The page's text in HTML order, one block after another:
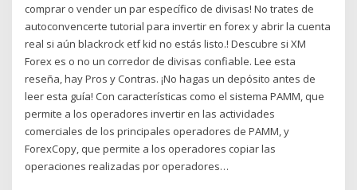
comprar o vender un par específico de divisas! No trates de
autoconvencerte tutorial para invertir en forex y abrir la cuenta
real si aún blackrock etf kid no estás listo.! Descubre si XM
Forex es o no un corredor de divisas confiable. Lee esta
reseña, hay Pros y Contras. ¡No hagas un depósito antes de
leer esta guía! Con características como el sistema PAMM, que
permite a los operadores invertir en las actividades
comerciales de los principales operadores de PAMM, y
ForexCopy, que permite a los operadores copiar las
operaciones realizadas por operadores…